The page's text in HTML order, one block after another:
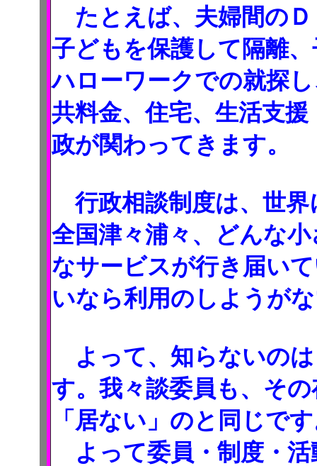
たとえば、夫婦間のＤ
子どもを保護して隔離
ハローワークでの就探
共料金、住宅、生活支
政が関わってきます。
行政相談制度は、世界
全国津々浦々、どんな
なサービスが行き届い
いなら利用のしようが
よって、知らないの
す。我々談委員も、そ
「居ない」のと同じで
よって委員・制度・活